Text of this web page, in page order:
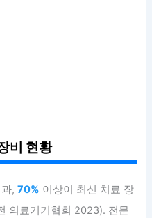
비 현황
과,70% 이상이 최신 치료 장
의료기기협회 2023). 전문